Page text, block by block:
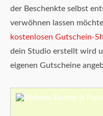
der Beschenkte selbst
verwöhnen lassen
kostenlosen Gutschein-
dein Studio erstellt wird
eigenen Gutscheine